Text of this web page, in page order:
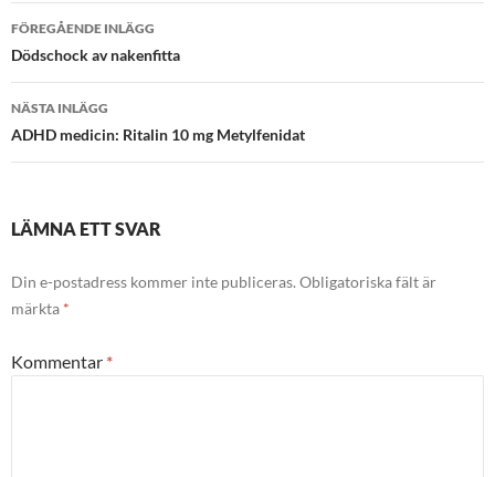
Inläggsnavigering
FÖREGÅENDE INLÄGG
Dödschock av nakenfitta
NÄSTA INLÄGG
ADHD medicin: Ritalin 10 mg Metylfenidat
LÄMNA ETT SVAR
Din e-postadress kommer inte publiceras. Obligatoriska fält är
märkta *
Kommentar *